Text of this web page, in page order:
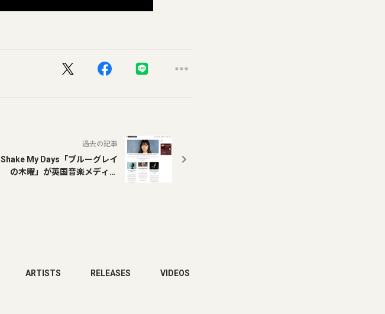
過去の記事
Shake My Days「ブルーグレイ
の木曜」が英国音楽メディア
ARTISTS RELEASES VIDEOS